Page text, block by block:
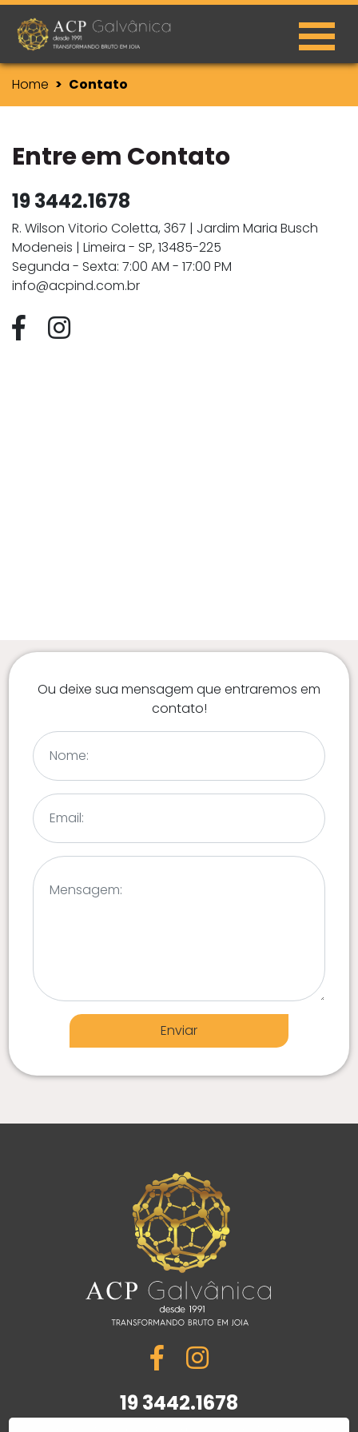
Home Contato
Entre em Contato
19 3442.1678
R. Wilson Vitorio Coletta, 367 | Jardim Maria Busch
Modeneis | Limeira - SP, 13485-225
Segunda - Sexta: 7:00 AM - 17:00 PM
info@acpind.com.br
Ou deixe sua mensagem que entraremos em
contato!
19 3442.1678